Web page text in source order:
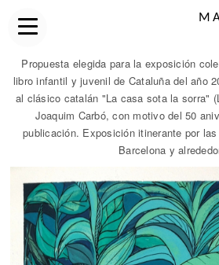
Propuesta elegida para la exposición
libro infantil y juvenil de Cataluña del año
al clásico catalán "La casa sota la sorra"
Joaquim Carbó, con motivo del 50
publicación. Exposición itinerante por
Barcelona y